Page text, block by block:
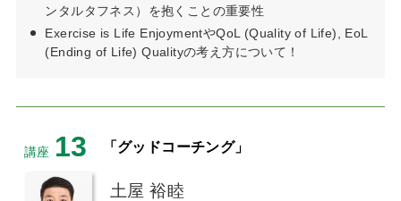
ンタルタフネス）を抱くことの重要性
Exercise is Life EnjoymentやQoL (Quality of Life), EoL
(Ending of Life) Qualityの考え方について！
講座 13 「グッドコーチング」
土屋 裕睦